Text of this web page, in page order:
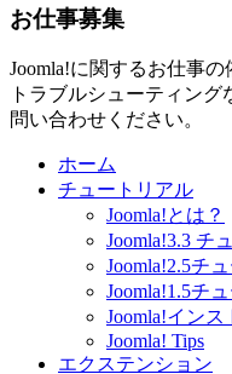
お仕事募集
Joomla!に関するお仕事
トラブルシューティング
問い合わせください。
ホーム
チュートリアル
Joomla!とは？
Joomla!3.3 チ
Joomla!2.5チ
Joomla!1.5チ
Joomla!イン
Joomla! Tips
エクステンション